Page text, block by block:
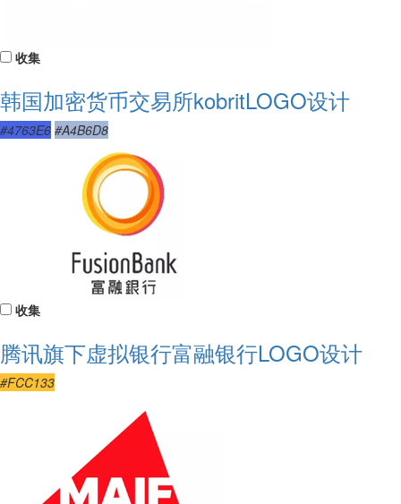
收集
韩国加密货币交易所kobritLOGO设计
#4763E6 #A4B6D8
收集
腾讯旗下虚拟银行富融银行LOGO设计
#FCC133